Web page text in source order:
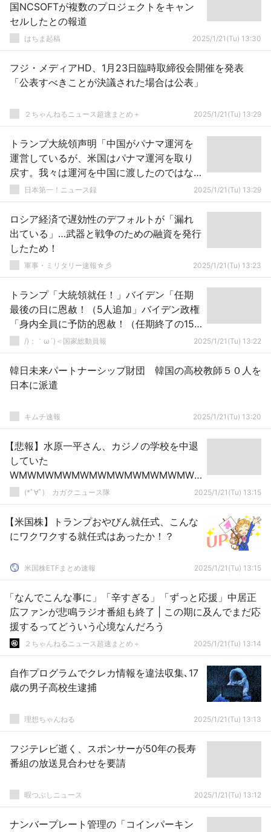
国NCSOFTが複数のプロジェクトをキャン
セルしたとの報道
はちま起稿 2025/1/21(Tu) 13:30
フジ・メディアHD、1月23日臨時取締役会開催を発表
「公表すべきことが決議された場合は公表」
２ちゃんねるニュース超速まとめ＋ 2025/1/21(Tu) 13:29
トランプ大統領声明「中国がパナマ運河を
運営しているが、米国はパナマ運河を取り
戻す。我々は運河を中国に渡したのではな
い」日本第一！ニュース録 2025/1/21(Tu) 13:29
ロシア経済で遅効性のデフォルトが「漏れ
出ている」…武器と戦争のための融資を発行
したため！
軍事・ミリタリー速報☆彡 2025/1/21(Tu) 13:23
トランプ「大統領就任！」バイデン「任期
最後の日に恩赦！（5人追加」バイデン政権
「身内全員に予防的恩赦！（任期終了の15
分前」米民主党「身内からも批判！」→
/)；｀ω´)＜国家総動員報 2025/1/21(Tu) 13:22
韓日未来パートナーシップ財団 韓国の高校教師５０人を
日本に派遣
キムチ速報 2025/1/21(Tu) 13:20
【悲報】水原一平さん、カジノの学校を中退
していた
WMWMWMWMWMWMWMWMWMWMW
MWMWMWMWMWMWMW
(*ﾟ∀ﾟ)ゞカガクニュース隊 2025/1/21(Tu) 13:15
【米国株】トランプおやびん就任式、こんな
にワクワクする就任式はあったか！？
米国株ETFまとめ速報 2025/1/21(Tu) 13:15
「なんでこんな事に」「辛すぎる」「ずっと応援」中居正
広ファンが悲鳴ラジオ番組も終了 | この期に及んでまだ応
援するってどういう心境なんだろう
２ちゃんねるニュース超速まとめ＋ 2025/1/21(Tu) 13:14
自作プログラムでクレカ情報を違法収集､17
歳の男子高校生逮捕
理想ちゃんねる 2025/1/21(Tu) 13:13
フジテレビ逝く、スポンサーが50年の長寿
番組の放送見合わせを要請
暇つぶしニュース 2025/1/21(Tu) 13:12
ナンバープレート管理の「コインパーキン